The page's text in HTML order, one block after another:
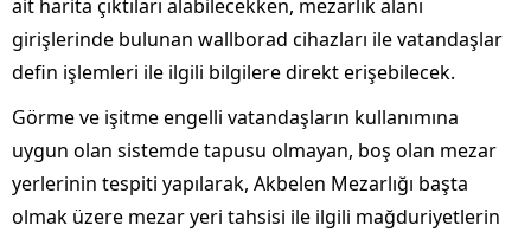
ait harita çıktıları alabilecekken, mezarlık alanı
girişlerinde bulunan wallborad cihazları ile vatandaşlar
defin işlemleri ile ilgili bilgilere direkt erişebilecek.
Görme ve işitme engelli vatandaşların kullanımına
uygun olan sistemde tapusu olmayan, boş olan mezar
yerlerinin tespiti yapılarak, Akbelen Mezarlığı başta
olmak üzere mezar yeri tahsisi ile ilgili mağduriyetlerin